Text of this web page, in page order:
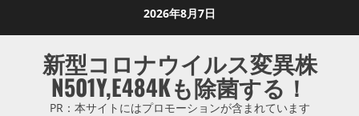
2026年8月7日
新型コロナウイルス変異株
N501Y,E484Kも除菌する！
PR：本サイトにはプロモーションが含まれています